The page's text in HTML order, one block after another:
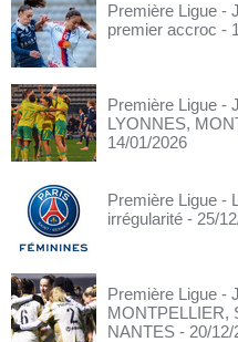
Première Ligue -
premier accroc -
Première Ligue -
LYONNES,
14/01/2026
Première Ligue -
irrégularité - 25/
Première Ligue -
MONTPELLIER,
NANTES - 20/12/